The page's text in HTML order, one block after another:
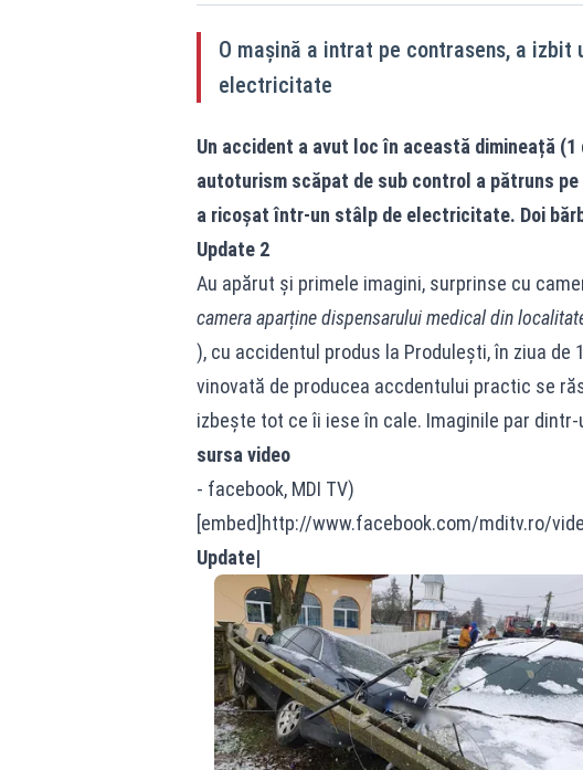
O mașină a intrat pe contrasens, a izbit
electricitate
Un accident a avut loc în această dimineață (1
autoturism scăpat de sub control a pătruns
a ricoșat într-un stâlp de electricitate. Doi
Update 2
Au apărut și primele imagini, surprinse cu
camera aparține dispensarului medical din
), cu accidentul produs la Produlești, în ziua de
vinovată de producea accdentului practic se
izbește tot ce îi iese în cale. Imaginile par
sursa video
- facebook, MDI TV)
[embed]http://www.facebook.com/mditv.ro/
Update|